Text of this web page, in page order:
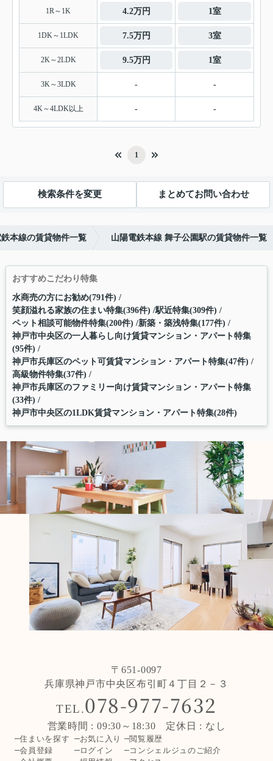
1R～1K 4.2万円 1室
1DK～1LDK 7.5万円 3室
2K～2LDK 9.5万円 1室
3K～3LDK - -
4K～4LDK以上 - -
1
検索条件を変更 まとめてお問い合わせ
本線の賃貸物件一覧 山陽電鉄本線 舞子公園駅の賃貸物件一覧
おすすめこだわり特集
水商売の方にお勧め(791件)
笑顔溢れる家族の住まい特集(396件) 駅近特集(309件)
ペット相談可能物件特集(200件) 新築・築浅特集(177件)
神戸市中央区の一人暮らし向け賃貸マンション・アパート特集
(95件)
神戸市兵庫区のペット可賃貸マンション・アパート特集(47件)
高級物件特集(37件)
神戸市兵庫区のファミリー向け賃貸マンション・アパート特集
(33件)
神戸市中央区の1LDK賃貸マンション・アパート特集(28件)
〒651-0097
兵庫県神戸市中央区布引町４丁目２－３
TEL.078-977-7632
営業時間 : 09:30～18:30 定休日 : なし
住まいを探す お気に入り
閲覧履歴
会員登録
ログイン
コンシェルジュのご紹介